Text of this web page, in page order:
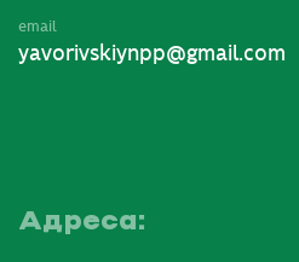
email
yavorivskiynpp@gmail.com
Адреса: